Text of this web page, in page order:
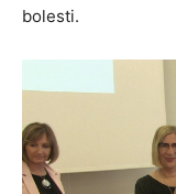
bolesti.